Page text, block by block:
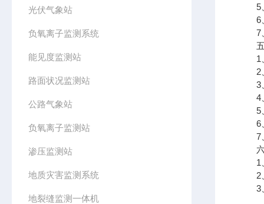
光伏气象站
负氧离子监测系统
能见度监测站
路面状况监测站
公路气象站
负氧离子监测站
渗压监测站
地质灾害监测系统
地裂缝监测一体机
5、
6、
7、
五
1、
2、
3、
4、
5、
6、
7、
六
1、
2、
3、